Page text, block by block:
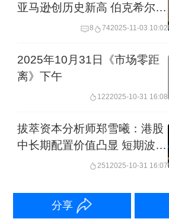
亚马逊创历史新高 伯克希尔利
润大增 连续5季度不回购 现金
议终止特朗普全球关税政策 但
众议院通过难度大 ｜从华尔街
8 742025-11-03 10:02
2025年10月31日《市场零距
离》下午
1222025-10-31 16:08
拔萃资本分析师郑雪曦：港股
中长期配置价值凸显 短期波动
中资金转向业绩驱动
2512025-10-31 16:07
分享